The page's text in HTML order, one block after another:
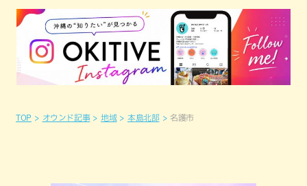
TOP オウンド記事 地域 本島北部 名護市